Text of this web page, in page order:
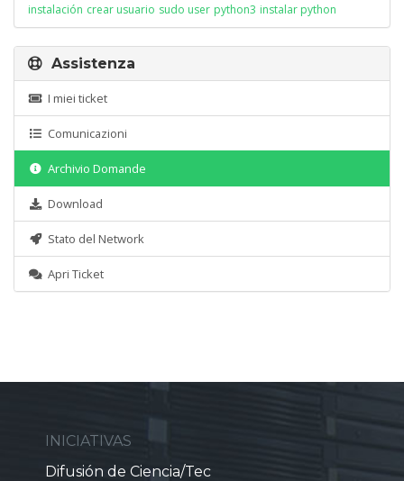
instalación crear usuario sudo user python3 instalar python
Assistenza
I miei ticket
Comunicazioni
Archivio Domande
Download
Stato del Network
Apri Ticket
INICIATIVAS
Difusión de Ciencia/Tec